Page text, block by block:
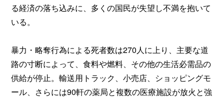
る経済の落ち込みに、多くの国民が失望し不満を抱いて
いる。
暴力・略奪行為による死者数は270人に上り、主要な道
路の寸断によって、食料や燃料、その他の生活必需品の
供給が停止。輸送用トラック、小売店、ショッピングモ
ール、さらには90軒の薬局と複数の医療施設が放火と強